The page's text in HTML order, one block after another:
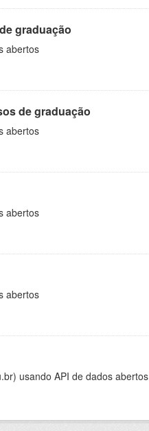
graduação
abertos
de graduação
abertos
abertos
abertos
usando API de dados abertos